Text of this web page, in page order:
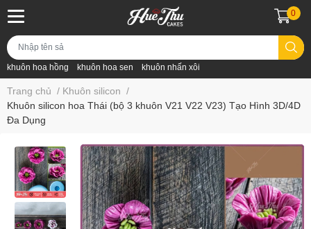
khuôn hoa hồng khuôn hoa sen khuôn nhấn xôi
0
Trang chủ / Khuôn silicon /
Khuôn silicon hoa Thái (bộ 3 khuôn V21 V22 V23) Tạo Hình 3D/4D
Đa Dụng